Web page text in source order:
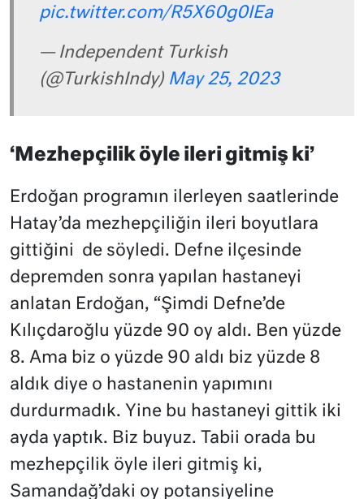
pic.twitter.com/R5X60g0IEa
— Independent Turkish
(@TurkishIndy) May 25, 2023
‘Mezhepçilik öyle ileri gitmiş ki’
Erdoğan programın ilerleyen saatlerinde
Hatay’da mezhepçiliğin ileri boyutlara
gittiğini de söyledi. Defne ilçesinde
depremden sonra yapılan hastaneyi
anlatan Erdoğan, “Şimdi Defne’de
Kılıçdaroğlu yüzde 90 oy aldı. Ben yüzde
8. Ama biz o yüzde 90 aldı biz yüzde 8
aldık diye o hastanenin yapımını
durdurmadık. Yine bu hastaneyi gittik iki
ayda yaptık. Biz buyuz. Tabii orada bu
mezhepçilik öyle ileri gitmiş ki,
Samandağ’daki oy potansiyeline